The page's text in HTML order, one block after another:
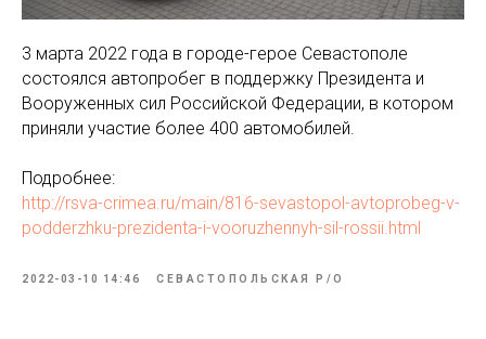
3 марта 2022 года в городе-герое Севастополе
состоялся автопробег в поддержку Президента и
Вооруженных сил Российской Федерации, в котором
приняли участие более 400 автомобилей.
Подробнее:
http://rsva-crimea.ru/main/816-sevastopol-avtoprobeg-v-
podderzhku-prezidenta-i-vooruzhennyh-sil-rossii.html
2022-03-10 14:46 СЕВАСТОПОЛЬСКАЯ Р/О